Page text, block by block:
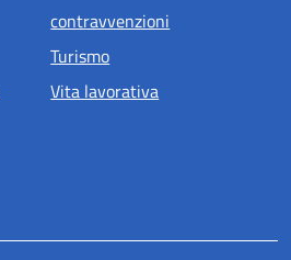
contravvenzioni
Turismo
Vita lavorativa